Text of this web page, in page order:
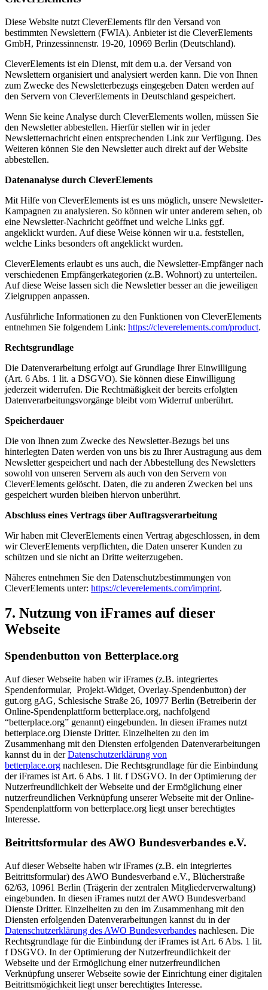
Diese Website nutzt CleverElements für den Versand von
bestimmten Newslettern (FWIA). Anbieter ist die CleverElements
GmbH, Prinzessinnenstr. 19-20, 10969 Berlin (Deutschland).
CleverElements ist ein Dienst, mit dem u.a. der Versand von
Newslettern organisiert und analysiert werden kann. Die von Ihnen
zum Zwecke des Newsletterbezugs eingegeben Daten werden auf
den Servern von CleverElements in Deutschland gespeichert.
Wenn Sie keine Analyse durch CleverElements wollen, müssen Sie
den Newsletter abbestellen. Hierfür stellen wir in jeder
Newsletternachricht einen entsprechenden Link zur Verfügung. Des
Weiteren können Sie den Newsletter auch direkt auf der Website
abbestellen.
Datenanalyse durch CleverElements
Mit Hilfe von CleverElements ist es uns möglich, unsere Newsletter-
Kampagnen zu analysieren. So können wir unter anderem sehen, ob
eine Newsletter-Nachricht geöffnet und welche Links ggf.
angeklickt wurden. Auf diese Weise können wir u.a. feststellen,
welche Links besonders oft angeklickt wurden.
CleverElements erlaubt es uns auch, die Newsletter-Empfänger nach
verschiedenen Empfängerkategorien (z.B. Wohnort) zu unterteilen.
Auf diese Weise lassen sich die Newsletter besser an die jeweiligen
Zielgruppen anpassen.
Ausführliche Informationen zu den Funktionen von CleverElements
entnehmen Sie folgendem Link: https://cleverelements.com/product.
Rechtsgrundlage
Die Datenverarbeitung erfolgt auf Grundlage Ihrer Einwilligung
(Art. 6 Abs. 1 lit. a DSGVO). Sie können diese Einwilligung
jederzeit widerrufen. Die Rechtmäßigkeit der bereits erfolgten
Datenverarbeitungsvorgänge bleibt vom Widerruf unberührt.
Speicherdauer
Die von Ihnen zum Zwecke des Newsletter-Bezugs bei uns
hinterlegten Daten werden von uns bis zu Ihrer Austragung aus dem
Newsletter gespeichert und nach der Abbestellung des Newsletters
sowohl von unseren Servern als auch von den Servern von
CleverElements gelöscht. Daten, die zu anderen Zwecken bei uns
gespeichert wurden bleiben hiervon unberührt.
Abschluss eines Vertrags über Auftragsverarbeitung
Wir haben mit CleverElements einen Vertrag abgeschlossen, in dem
wir CleverElements verpflichten, die Daten unserer Kunden zu
schützen und sie nicht an Dritte weiterzugeben.
Näheres entnehmen Sie den Datenschutzbestimmungen von
CleverElements unter: https://cleverelements.com/imprint.
7. Nutzung von iFrames auf dieser
Webseite
Spendenbutton von Betterplace.org
Auf dieser Webseite haben wir iFrames (z.B. integriertes
Spendenformular, Projekt-Widget, Overlay-Spendenbutton) der
gut.org gAG, Schlesische Straße 26, 10977 Berlin (Betreiberin der
Online-Spendenplattform betterplace.org, nachfolgend
“betterplace.org” genannt) eingebunden. In diesen iFrames nutzt
betterplace.org Dienste Dritter. Einzelheiten zu den im
Zusammenhang mit den Diensten erfolgenden Datenverarbeitungen
kannst du in derDatenschutzerklärung von
betterplace.org nachlesen. Die Rechtsgrundlage für die Einbindung
der iFrames ist Art. 6 Abs. 1 lit. f DSGVO. In der Optimierung der
Nutzerfreundlichkeit der Webseite und der Ermöglichung einer
nutzerfreundlichen Verknüpfung unserer Webseite mit der Online-
Spendenplattform von betterplace.org liegt unser berechtigtes
Interesse.
Beitrittsformular des AWO Bundesverbandes e.V.
Auf dieser Webseite haben wir iFrames (z.B. ein integriertes
Beitrittsformular) des AWO Bundesverband e.V., Blücherstraße
62/63, 10961 Berlin (Trägerin der zentralen Mitgliederverwaltung)
eingebunden. In diesen iFrames nutzt der AWO Bundesverband
Dienste Dritter. Einzelheiten zu den im Zusammenhang mit den
Diensten erfolgenden Datenverarbeitungen kannst du in der
Datenschutzerklärung des AWO Bundesverbandes nachlesen. Die
Rechtsgrundlage für die Einbindung der iFrames ist Art. 6 Abs. 1 lit.
f DSGVO. In der Optimierung der Nutzerfreundlichkeit der
Webseite und der Ermöglichung einer nutzerfreundlichen
Verknüpfung unserer Webseite sowie der Einrichtung einer digitalen
Beitrittsmögichkeit liegt unser berechtigtes Interesse.